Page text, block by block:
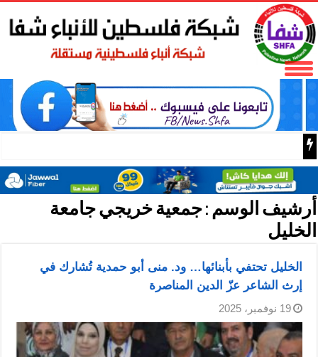
الصين وبيلاروس تجريان تدريبات “سويفت إيجل 2026” للقوات المحمولة جوا في هوبي
أرشيف الوسم :جمعية خريجي جامعة
الخليل
الخليل تحتفي بأبنائها… ود. منى أبو حمدية تُشارك في
إرث الشاعر عزّ الدين المناصرة
19 نوفمبر، 2025